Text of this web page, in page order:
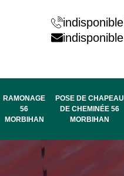
indisponible
indisponible
RAMONAGE
56
MORBIHAN
POSE DE CHAPEAU
DE CHEMINÉE 56
MORBIHAN